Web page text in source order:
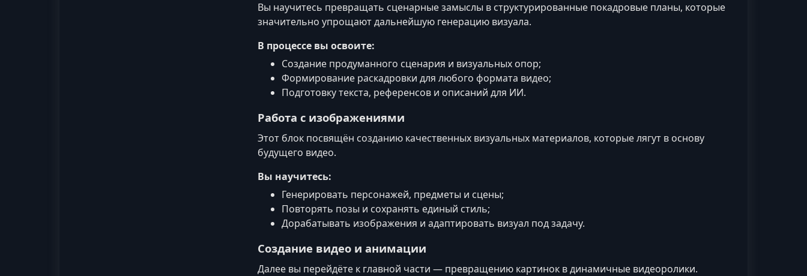
Вы научитесь превращать сценарные замыслы в структурированные покадровые планы, которые
значительно упрощают дальнейшую генерацию визуала.
В процессе вы освоите:
Создание продуманного сценария и визуальных опор;
Формирование раскадровки для любого формата видео;
Подготовку текста, референсов и описаний для ИИ.
Работа с изображениями
Этот блок посвящён созданию качественных визуальных материалов, которые лягут в основу
будущего видео.
Вы научитесь:
Генерировать персонажей, предметы и сцены;
Повторять позы и сохранять единый стиль;
Дорабатывать изображения и адаптировать визуал под задачу.
Создание видео и анимации
Далее вы перейдёте к главной части — превращению картинок в динамичные видеоролики.